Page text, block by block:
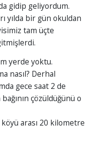
gidip geliyordum.
yılda bir gün okuldan
tam üçte
yerde yoktu.
nasıl? Derhal
gece saat 2 de
çözüldüğünü o
arası 20 kilometre